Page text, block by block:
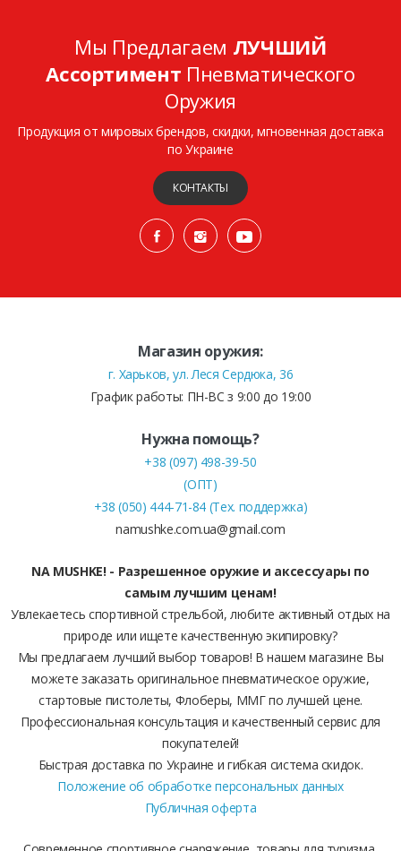
Мы Предлагаем ЛУЧШИЙ
Ассортимент Пневматического
Оружия
Продукция от мировых брендов, скидки, мгновенная доставка
по Украине
КОНТАКТЫ
Магазин оружия:
г. Харьков, ул. Леся Сердюка, 36
График работы: ПН-ВС з 9:00 до 19:00
Нужна помощь?
+38 (097) 498-39-50
(ОПТ)
+38 (050) 444-71-84 (Тех. поддержка)
namushke.com.ua@gmail.com
NA MUSHKE! - Разрешенное оружие и аксессуары по
самым лучшим ценам!
Увлекаетесь спортивной стрельбой, любите активный отдых на
природе или ищете качественную экипировку?
Мы предлагаем лучший выбор товаров! В нашем магазине Вы
можете заказать оригинальное пневматическое оружие,
стартовые пистолеты, Флоберы, ММГ по лучшей цене.
Профессиональная консультация и качественный сервис для
покупателей!
Быстрая доставка по Украине и гибкая система скидок.
Положение об обработке персональных данных
Публичная оферта